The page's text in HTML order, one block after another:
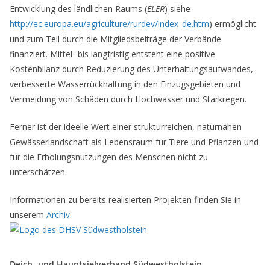
Entwicklung des ländlichen Raums (ELER) siehe
http://ec.europa.eu/agriculture/rurdev/index_de.htm) ermöglicht
und zum Teil durch die Mitgliedsbeiträge der Verbände
finanziert. Mittel- bis langfristig entsteht eine positive
Kostenbilanz durch Reduzierung des Unterhaltungsaufwandes,
verbesserte Wasserrückhaltung in den Einzugsgebieten und
Vermeidung von Schäden durch Hochwasser und Starkregen.
Ferner ist der ideelle Wert einer strukturreichen, naturnahen
Gewässerlandschaft als Lebensraum für Tiere und Pflanzen und
für die Erholungsnutzungen des Menschen nicht zu
unterschätzen.
Informationen zu bereits realisierten Projekten finden Sie in
unserem Archiv.